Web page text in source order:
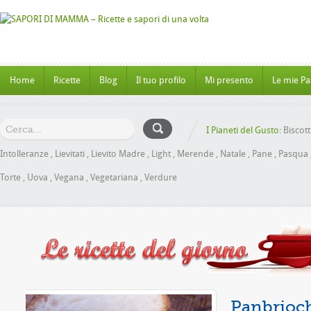
Home Ricette Blog Il tuo profilo Mi presento Le mie
I Pianeti del Gusto:
Intolleranze , Lievitati , Lievito Madre , Light , Merende , Natale , Pane , Pasqua
Torte , Uova , Vegana , Vegetariana , Verdure
senza